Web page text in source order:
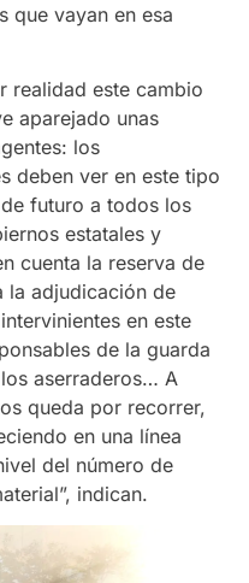
que vayan en esa
realidad este cambio
aparejado unas
los
deben ver en este tipo
futuro a todos los
estatales y
cuenta la reserva de
la adjudicación de
en este
de la guarda
aserraderos… A
queda por recorrer,
en una línea
del número de
indican.